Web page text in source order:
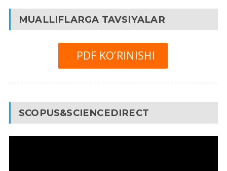
MUALLIFLARGA TAVSIYALAR
PDF KO’RINISHI
SCOPUS&SCIENCEDIRECT